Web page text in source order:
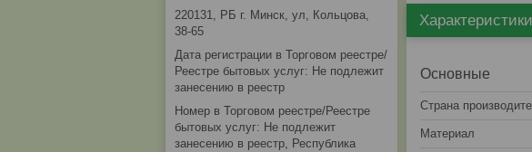
Характеристики
Основные
Страна
Материал
220131, РБ г. Минск, ул, Кольцова,
38-65
Дата регистрации в Торговом реестре/
Реестре бытовых услуг: Не подлежит
занесению в реестр
Номер в Торговом реестре/Реестре
бытовых услуг: Не подлежит
занесению в реестр, Республика